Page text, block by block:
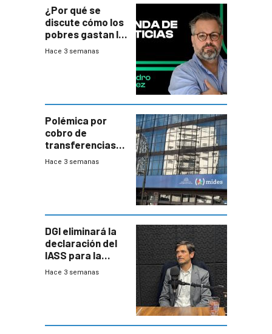
¿Por qué se
discute cómo los
pobres gastan la
plata?
Hace 3 semanas
Polémica por
cobro de
transferencias
del Mides en
Hace 3 semanas
DGI eliminará la
declaración del
IASS para la
mayoría de los
Hace 3 semanas